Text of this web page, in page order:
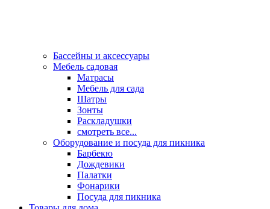
Бассейны и аксессуары
Мебель садовая
Матрасы
Мебель для сада
Шатры
Зонты
Раскладушки
смотреть все...
Оборудование и посуда для пикника
Барбекю
Дождевики
Палатки
Фонарики
Посуда для пикника